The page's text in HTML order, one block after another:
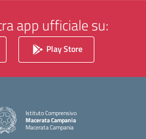
app ufficiale su:
Play Store
Istituto Comprensivo
Macerata Campania
Macerata Campania
— Visita la pagina iniziale della scuola